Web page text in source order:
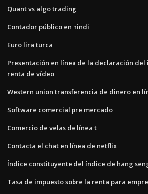
Quant vs algo trading
Contador público en hindi
Euro lira turca
Presentación en línea de la declaración del
renta de vídeo
Western union transferencia de dinero en
Software comercial pre mercado
Comercio de velas de línea t
Contacta el chat en línea de netflix
Índice constituyente del índice de hang
Tasa de impuesto sobre la renta para